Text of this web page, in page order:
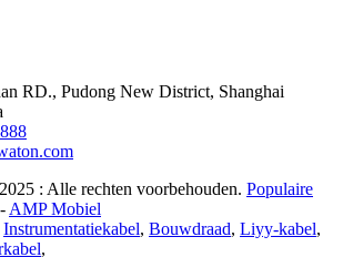
RD., Pudong New District, Shanghai
: Alle rechten voorbehouden. Populaire
- AMP Mobiel
Instrumentatiekabel, Bouwdraad, Liyy-kabel,
,